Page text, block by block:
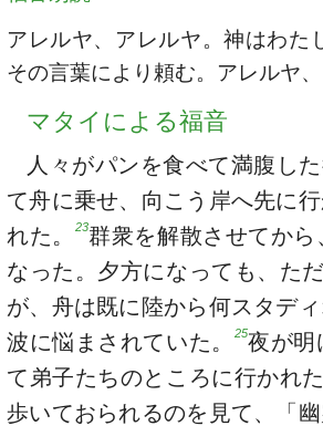
アレルヤ、アレルヤ。神はわた
その言葉により頼む。アレルヤ、
マタイによる福音
人々がパンを食べて満腹し
て舟に乗せ、向こう岸へ先に
れた。
23群衆を解散させてか
なった。夕方になっても、た
が、舟は既に陸から何スタデ
波に悩まされていた。
25夜が明
て弟子たちのところに行かれた
歩いておられるのを見て、「